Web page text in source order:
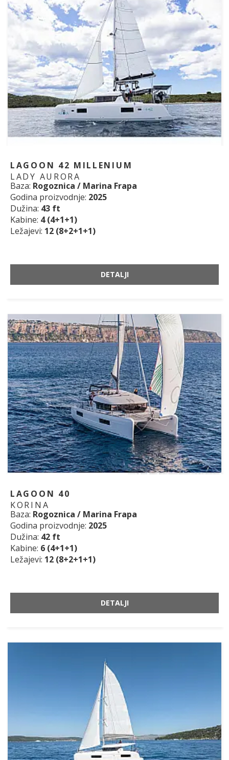
LAGOON 42 MILLENIUM
LADY AURORA
Baza: Rogoznica / Marina Frapa
Godina proizvodnje: 2025
Dužina: 43 ft
Kabine: 4 (4+1+1)
Ležajevi: 12 (8+2+1+1)
DETALJI
LAGOON 40
KORINA
Baza: Rogoznica / Marina Frapa
Godina proizvodnje: 2025
Dužina: 42 ft
Kabine: 6 (4+1+1)
Ležajevi: 12 (8+2+1+1)
DETALJI